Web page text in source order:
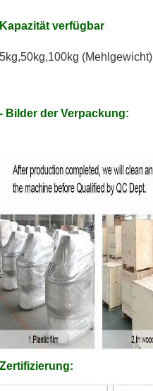
verfügbar
(Mehlgewicht)
Bilder der Verpackung: